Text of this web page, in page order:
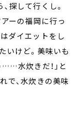
探して行くし。
ーの福岡に行っ
ダイエットをし
いけど。美味いも
水炊きだ！」と
で、水炊きの美味